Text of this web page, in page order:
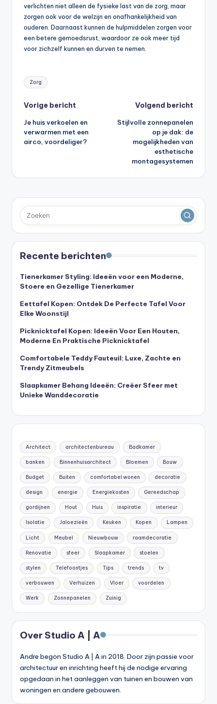
verlichten niet alleen de fysieke last van de zorg, maar
zorgen ook voor de welzijn en onafhankelijkheid van
ouderen. Daarnaast kunnen de hulpmiddelen zorgen voor
een betere gemoedsrust, waardoor ze ook meer tijd
voor zichzelf kunnen en durven te nemen.
Tags:
Zorg
Bericht
navigatie
Vorige bericht
Je huis verkoelen en
verwarmen met een
airco, voordeliger?
Volgend bericht
Stijlvolle zonnepanelen
op je dak: de
mogelijkheden van
esthetische
montagesystemen
Recente berichten
Tienerkamer Styling: Ideeën voor een Moderne,
Stoere en Gezellige Tienerkamer
Eettafel Kopen: Ontdek De Perfecte Tafel Voor
Elke Woonstijl
Picknicktafel Kopen: Ideeën Voor Een Houten,
Moderne En Praktische Picknicktafel
Comfortabele Teddy Fauteuil: Luxe, Zachte en
Trendy Zitmeubels
Slaapkamer Behang Ideeën: Creëer Sfeer met
Unieke Wanddecoratie
Architect architectenbureau Badkamer
banken Binnenhuisarchitect Bloemen Bouw
Budget Buiten comfortabel wonen decoratie
design energie Energiekosten Gereedschap
gordijnen Hout Huis inspiratie interieur
Isolatie Jaloezieën Keuken Kopen Lampen
Licht Meubel Nieuwbouw raamdecoratie
Renovatie sfeer Slaapkamer stoelen
stylen Telefoontjes Tips trends tv
verbouwen Verhuizen Vloer voordelen
Werk Zonnepanelen Zuinig
Over Studio A | A
Andre begon Studio A | A in 2018. Door zijn passie voor
architectuur en inrichting heeft hij de nodige ervaring
opgedaan in het aanleggen van tuinen en bouwen van
woningen en andere gebouwen.